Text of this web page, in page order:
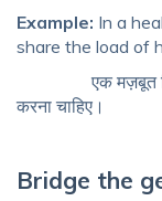
Example: In a
share the load of
एक मज़बूत रिश्ते
करना चाहिए।
Bridge the